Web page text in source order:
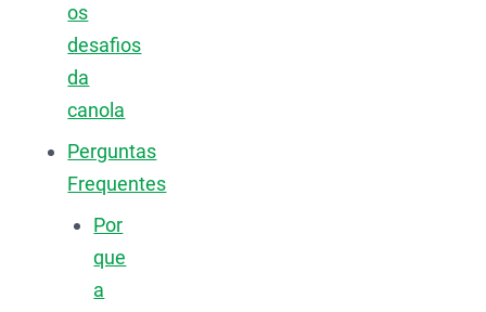
os
desafios
da
canola
Perguntas
Frequentes
Por
que
a